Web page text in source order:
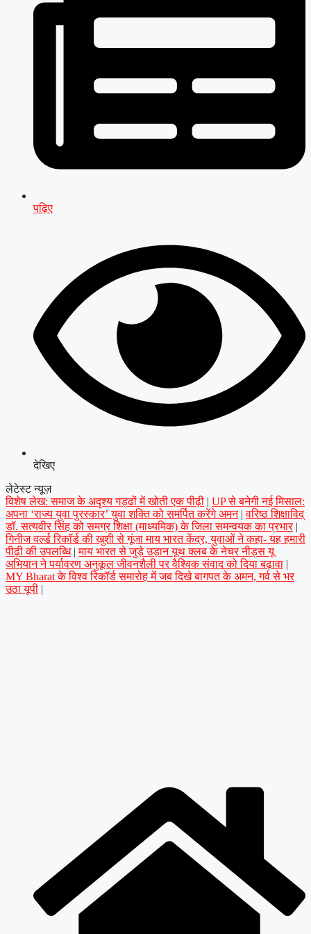
पढ़िए
देखिए
लेटेस्ट न्यूज़
विशेष लेख: समाज के अदृश्य गड्ढों में खोती एक पीढ़ी | UP से बनेगी नई मिसाल:
अपना ‘राज्य युवा पुरस्कार’ युवा शक्ति को समर्पित करेंगे अमन | वरिष्ठ शिक्षाविद्
डॉ. सत्यवीर सिंह को समग्र शिक्षा (माध्यमिक) के जिला समन्वयक का प्रभार |
गिनीज वर्ल्ड रिकॉर्ड की खुशी से गूंजा माय भारत केंद्र, युवाओं ने कहा- यह हमारी
पीढ़ी की उपलब्धि | माय भारत से जुड़े उड़ान यूथ क्लब के नेचर नीड्स यू
अभियान ने पर्यावरण अनुकूल जीवनशैली पर वैश्विक संवाद को दिया बढ़ावा |
MY Bharat के विश्व रिकॉर्ड समारोह में जब दिखे बागपत के अमन, गर्व से भर
उठा यूपी |